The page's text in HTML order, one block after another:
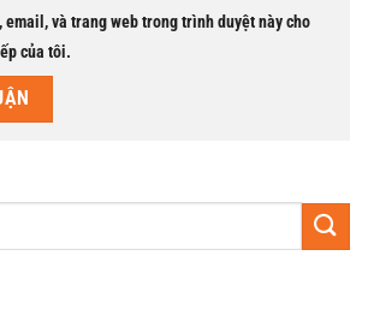
email, và trang web trong trình duyệt này cho
của tôi.